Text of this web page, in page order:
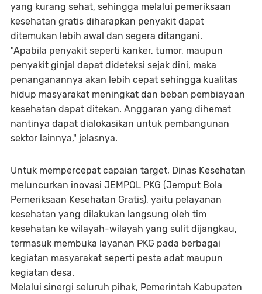
yang kurang sehat, sehingga melalui pemeriksaan
kesehatan gratis diharapkan penyakit dapat
ditemukan lebih awal dan segera ditangani.
"Apabila penyakit seperti kanker, tumor, maupun
penyakit ginjal dapat dideteksi sejak dini, maka
penanganannya akan lebih cepat sehingga kualitas
hidup masyarakat meningkat dan beban pembiayaan
kesehatan dapat ditekan. Anggaran yang dihemat
nantinya dapat dialokasikan untuk pembangunan
sektor lainnya," jelasnya.
Untuk mempercepat capaian target, Dinas Kesehatan
meluncurkan inovasi JEMPOL PKG (Jemput Bola
Pemeriksaan Kesehatan Gratis), yaitu pelayanan
kesehatan yang dilakukan langsung oleh tim
kesehatan ke wilayah-wilayah yang sulit dijangkau,
termasuk membuka layanan PKG pada berbagai
kegiatan masyarakat seperti pesta adat maupun
kegiatan desa.
Melalui sinergi seluruh pihak, Pemerintah Kabupaten